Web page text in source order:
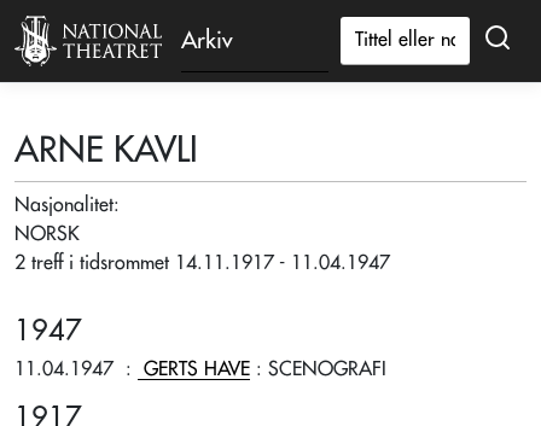
Arkiv
ARNE KAVLI
Nasjonalitet:
NORSK
2 treff i tidsrommet 14.11.1917 - 11.04.1947
1947
11.04.1947 : GERTS HAVE : SCENOGRAFI
1917